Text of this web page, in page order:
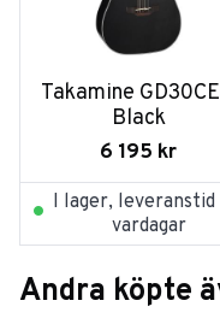
Takamine
Black
6 195 kr
I lager, leveranstid
vardagar
Andra köpte